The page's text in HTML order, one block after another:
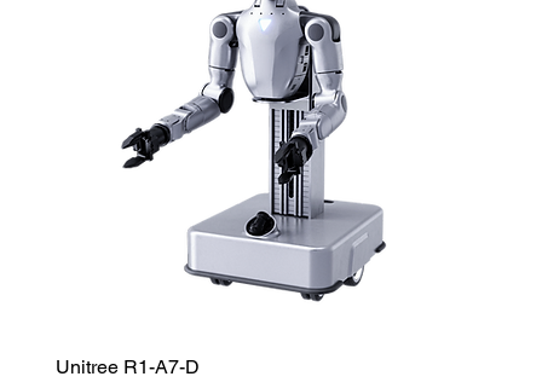
Unitree R1-A7-D